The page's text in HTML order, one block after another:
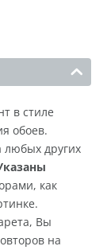
в стиле
обоев.
любых других
как
Вы
на